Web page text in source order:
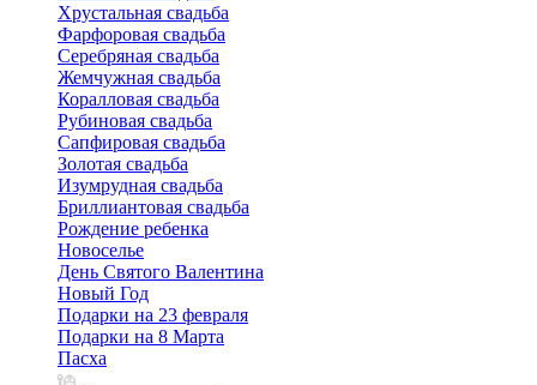
Хрустальная свадьба
Фарфоровая свадьба
Серебряная свадьба
Жемчужная свадьба
Коралловая свадьба
Рубиновая свадьба
Сапфировая свадьба
Золотая свадьба
Изумрудная свадьба
Бриллиантовая свадьба
Рождение ребенка
Новоселье
День Святого Валентина
Новый Год
Подарки на 23 февраля
Подарки на 8 Марта
Пасха